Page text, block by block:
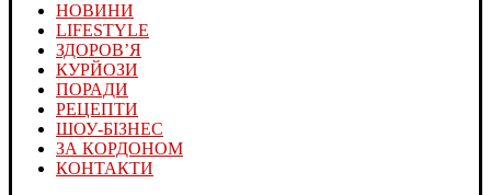
НОВИНИ
LIFESTYLE
ЗДОРОВ’Я
КУРЙОЗИ
ПОРАДИ
РЕЦЕПТИ
ШОУ-БІЗНЕС
ЗА КОРДОНОМ
КОНТАКТИ